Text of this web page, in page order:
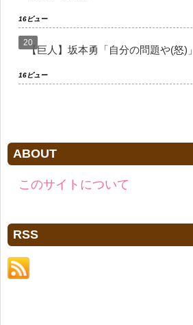
16ビュー
【巨人】坂本勇「自分の問題や(怒)」
16ビュー
ABOUT
このサイトについて
RSS